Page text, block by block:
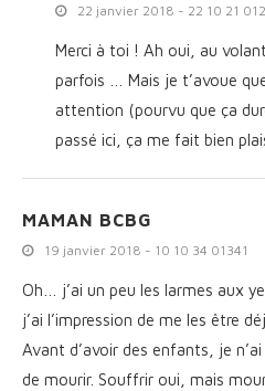
22 janvier 2018 - 22 10 21
Merci à toi ! Ah oui, au
parfois … Mais je t’avoue
attention (pourvu que ça
passé ici, ça me fait bien
MAMAN BCBG
19 janvier 2018 - 10 10 34 01341
Oh… j’ai un peu les larmes aux
j’ai l’impression de me les être
Avant d’avoir des enfants, je
de mourir. Souffrir oui, mais